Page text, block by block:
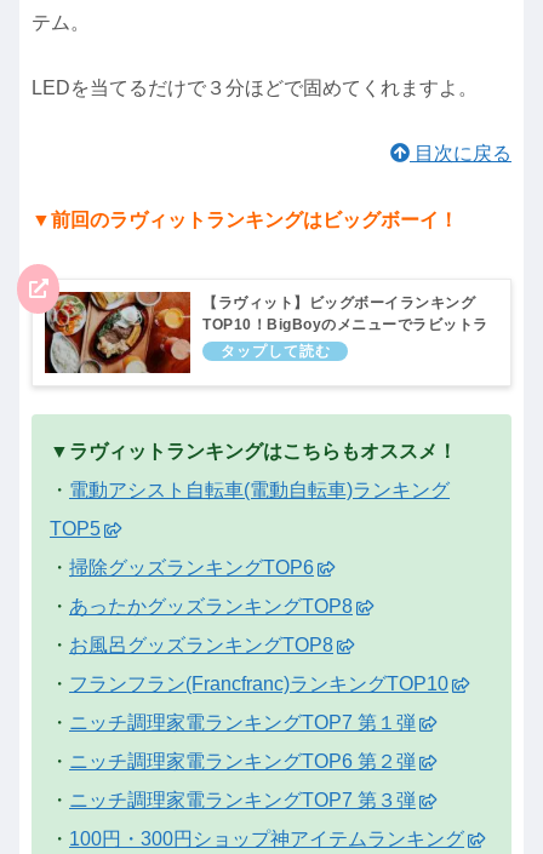
テム。
LEDを当てるだけで３分ほどで固めてくれますよ。
目次に戻る
▼前回のラヴィットランキングはビッグボーイ！
【ラヴィット】ビッグボーイランキング
TOP10！BigBoyのメニューでラビットラ
ンキング｜1月21日
▼ラヴィットランキングはこちらもオススメ！
・ 電動アシスト自転車(電動自転車)ランキング
TOP5
・ 掃除グッズランキングTOP6
・ あったかグッズランキングTOP8
・ お風呂グッズランキングTOP8
・ フランフラン(Francfranc)ランキングTOP10
・ ニッチ調理家電ランキングTOP7 第１弾
・ ニッチ調理家電ランキングTOP6 第２弾
・ ニッチ調理家電ランキングTOP7 第３弾
・ 100円・300円ショップ神アイテムランキング